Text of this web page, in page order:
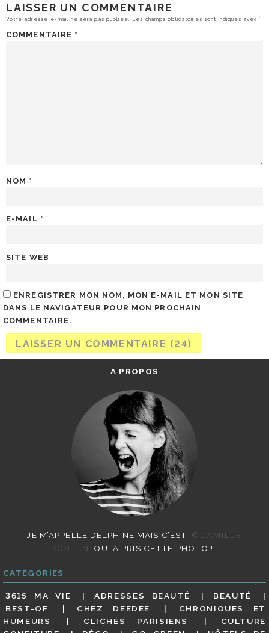
LAISSER UN COMMENTAIRE
Votre adresse e-mail ne sera pas publiée. Les champs obligatoires sont indiqués avec*
COMMENTAIRE *
NOM *
E-MAIL *
SITE WEB
ENREGISTRER MON NOM, MON E-MAIL ET MON SITE
DANS LE NAVIGATEUR POUR MON PROCHAIN
COMMENTAIRE.
A PROPOS
JE M’APPELLE DELPHINE MAIS C’EST
©CAMILLE
COLLIN
QUI A PRIS CETTE PHOTO !
CATÉGORIES
3615 MA VIE ADRESSES BEAUTÉ
BEAUTÉ
BEST-OF
CHEZ DEEDEE
CHRONIQUES ET
HUMEURS
CLICHÉS PARISIENS
CULTURE